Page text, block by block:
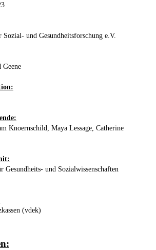
und Gesundheitsforschung e.V.
Knoernschild, Maya Lessage, Catherine
und Sozialwissenschaften
(vdek)